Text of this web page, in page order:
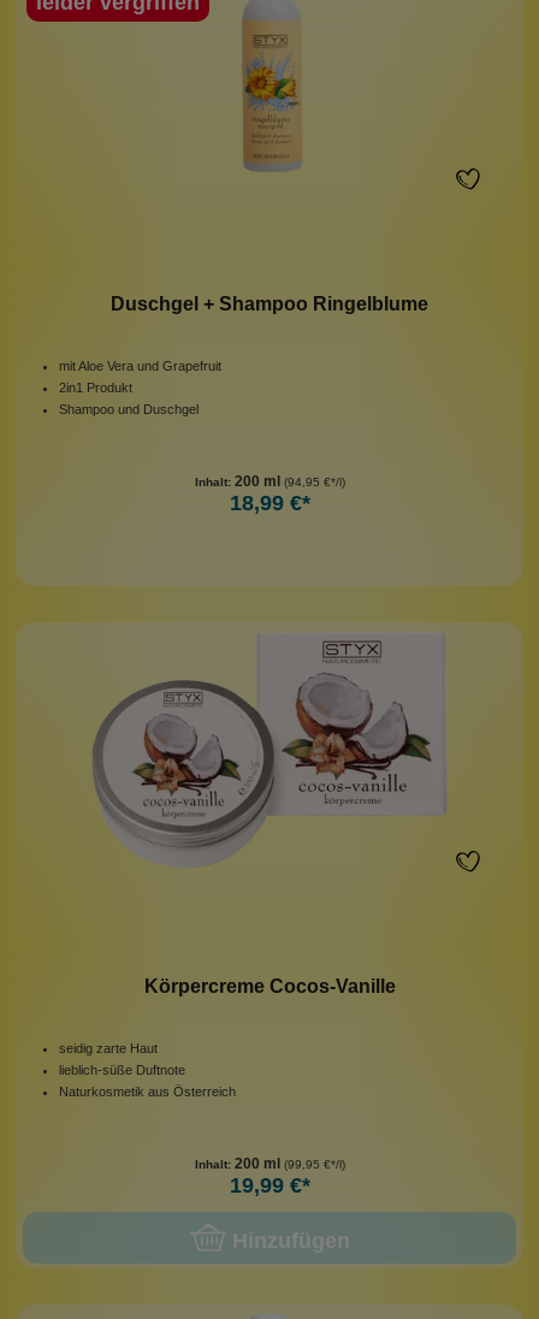
Duschgel + Shampoo Ringelblume
mit Aloe Vera und Grapefruit
2in1 Produkt
Shampoo und Duschgel
Inhalt: 200 ml (94,95 €*/l)
18,99 €*
Körpercreme Cocos-Vanille
seidig zarte Haut
lieblich-süße Duftnote
Naturkosmetik aus Österreich
Inhalt: 200 ml (99,95 €*/l)
19,99 €*
Hinzufügen